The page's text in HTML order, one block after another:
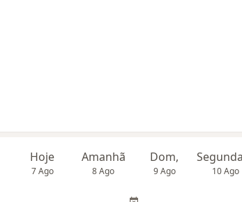
Hoje
7 Ago
Amanhã
8 Ago
Dom,
9 Ago 10 Ago